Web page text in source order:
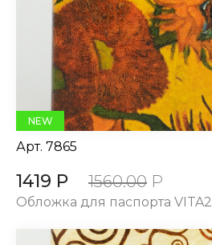
NEW
Арт. 7865
1419 Р 1560.00 Р
Обложка для паспорта VITA2